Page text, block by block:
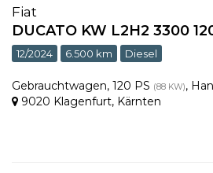
Fiat
DUCATO KW L2H2 3300
12/2024 6.500 km Diesel
Gebrauchtwagen, 120 PS (88 KW),
9020 Klagenfurt, Kärnten